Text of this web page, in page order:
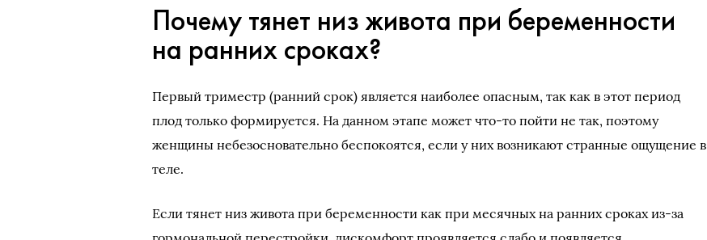
Почему тянет низ живота при беременности
на ранних сроках?
Первый триместр (ранний срок) является наиболее опасным, так как в этот период
плод только формируется. На данном этапе может что-то пойти не так, поэтому
женщины небезосновательно беспокоятся, если у них возникают странные ощущение в
теле.
Если тянет низ живота при беременности как при месячных на ранних сроках из-за